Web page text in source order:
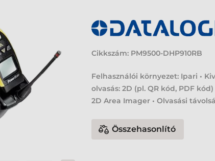
Cikkszám: PM9500-DHP910RB
Felhasználói környezet: Ipari •
olvasás: 2D (pl. QR kód, PDF
2D Area Imager • Olvasási
Összehasonlító